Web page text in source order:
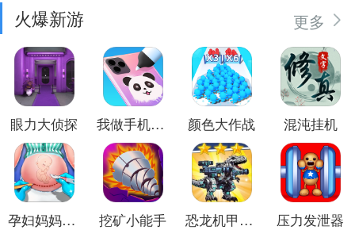
火爆新游 更多
眼力大侦探 我做手机壳特好看 颜色大作战 混沌挂机
孕妇妈妈日记 挖矿小能手 恐龙机甲射手 压力发泄器